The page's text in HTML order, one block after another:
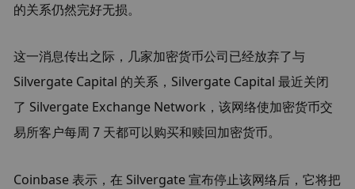
的关系仍然完好无损。
这一消息传出之际，几家加密货币公司已经放弃了与
Silvergate Capital 的关系，Silvergate Capital 最近关闭
了 Silvergate Exchange Network，该网络使加密货币交
易所客户每周 7 天都可以购买和赎回加密货币。
Coinbase 表示，在 Silvergate 宣布停止该网络后，它将把